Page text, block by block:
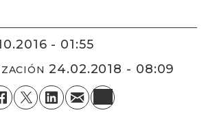
- 01:55
24.02.2018 - 08:09